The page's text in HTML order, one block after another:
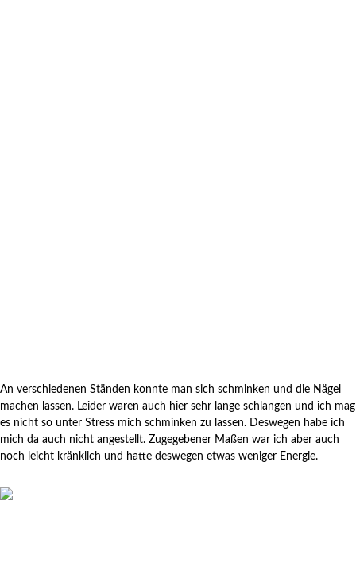
An verschiedenen Ständen konnte man sich schminken und die Nägel
machen lassen. Leider waren auch hier sehr lange schlangen und ich mag
es nicht so unter Stress mich schminken zu lassen. Deswegen habe ich
mich da auch nicht angestellt. Zugegebener Maßen war ich aber auch
noch leicht kränklich und hatte deswegen etwas weniger Energie.